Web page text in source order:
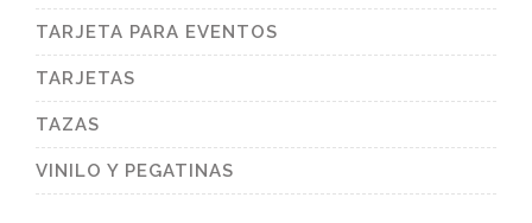
TARJETA PARA EVENTOS
TARJETAS
TAZAS
VINILO Y PEGATINAS